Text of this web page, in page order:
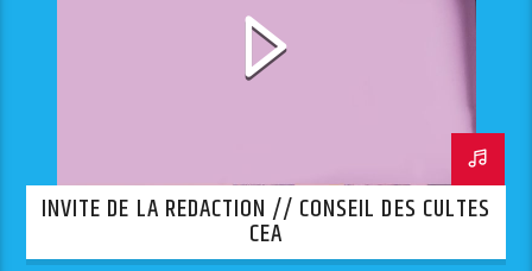
INVITE DE LA REDACTION // CONSEIL DES CULTES
CEA